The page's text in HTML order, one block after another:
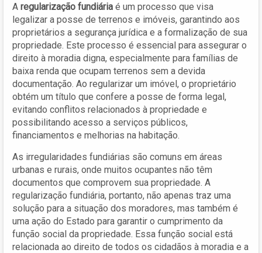
A regularização fundiária é um processo que visa
legalizar a posse de terrenos e imóveis, garantindo aos
proprietários a segurança jurídica e a formalização de sua
propriedade. Este processo é essencial para assegurar o
direito à moradia digna, especialmente para famílias de
baixa renda que ocupam terrenos sem a devida
documentação. Ao regularizar um imóvel, o proprietário
obtém um título que confere a posse de forma legal,
evitando conflitos relacionados à propriedade e
possibilitando acesso a serviços públicos,
financiamentos e melhorias na habitação.
As irregularidades fundiárias são comuns em áreas
urbanas e rurais, onde muitos ocupantes não têm
documentos que comprovem sua propriedade. A
regularização fundiária, portanto, não apenas traz uma
solução para a situação dos moradores, mas também é
uma ação do Estado para garantir o cumprimento da
função social da propriedade. Essa função social está
relacionada ao direito de todos os cidadãos à moradia e a